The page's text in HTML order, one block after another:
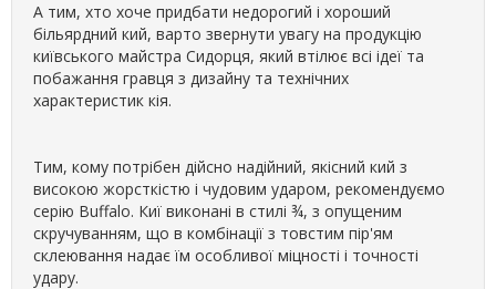
А тим, хто хоче придбати недорогий і хороший
більярдний кий, варто звернути увагу на продукцію
київського майстра Сидорця, який втілює всі ідеї та
побажання гравця з дизайну та технічних
характеристик кія.
Тим, кому потрібен дійсно надійний, якісний кий з
високою жорсткістю і чудовим ударом, рекомендуємо
серію Buffalo. Киї виконані в стилі ¾, з опущеним
скручуванням, що в комбінації з товстим пір'ям
склеювання надає їм особливої ​​міцності і точності
удару.